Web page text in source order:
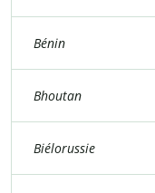
Bénin
Bhoutan
Biélorussie